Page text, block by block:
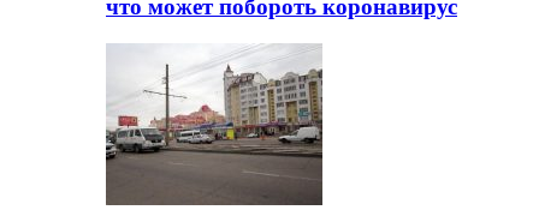
что может побороть коронавирус